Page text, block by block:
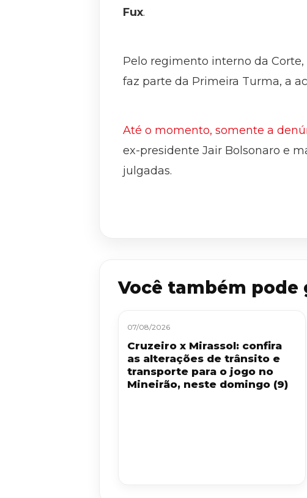
Fux.
Pelo regimento interno da
faz parte da Primeira Turma, a
Até o momento, somente a
ex-presidente Jair Bolsonaro e
julgadas.
Você também pode
07/08/2026
Cruzeiro x Mirassol: confira
as alterações de trânsito e
transporte para o jogo no
Mineirão, neste domingo (9)